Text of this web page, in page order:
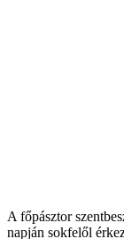
A főpásztor
napján sokfelől